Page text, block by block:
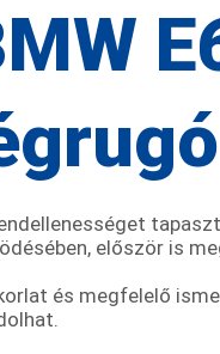
először is
és megfelelő